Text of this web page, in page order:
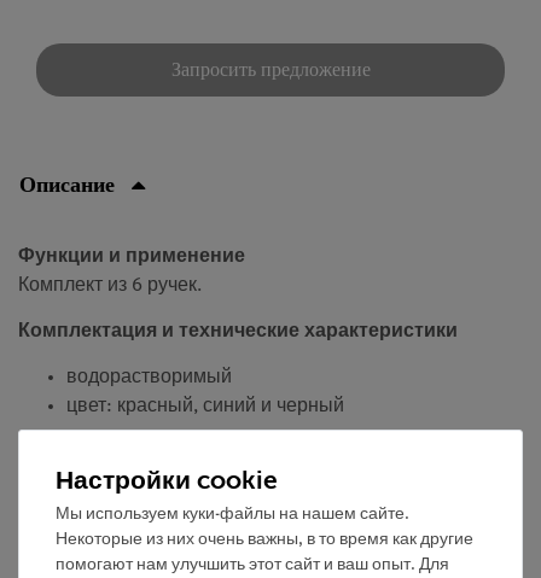
Запросить предложение
Описание
Функции и применение
Комплект из 6 ручек.
Комплектация и технические характеристики
водорастворимый
цвет: красный, синий и черный
Бесплатная доставка от 300,- €
Настройки cookie
Мы используем куки-файлы на нашем сайте.
Некоторые из них очень важны, в то время как другие
помогают нам улучшить этот сайт и ваш опыт. Для